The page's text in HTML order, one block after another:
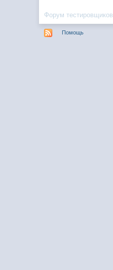
Форум тестировщиков
Помощь